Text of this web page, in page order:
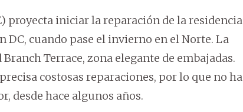
proyecta iniciar la reparación de la residencia
DC, cuando pase el invierno en el Norte. La
Terrace, zona elegante de embajadas.
costosas reparaciones, por lo que no ha
desde hace algunos años.